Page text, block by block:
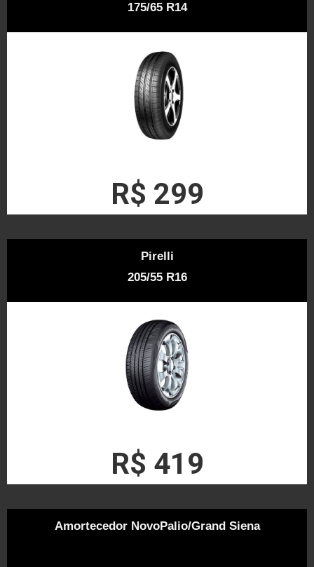
175/65 R14
R$ 299
Pirelli
205/55 R16
R$ 419
Amortecedor NovoPalio/Grand Siena